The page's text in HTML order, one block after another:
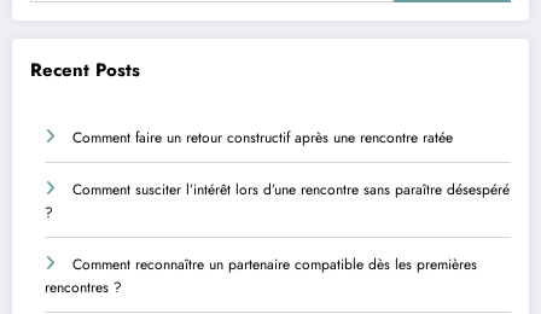
Recent Posts
Comment faire un retour constructif après une rencontre ratée
Comment susciter l’intérêt lors d’une rencontre sans paraître désespéré
?
Comment reconnaître un partenaire compatible dès les premières
rencontres ?